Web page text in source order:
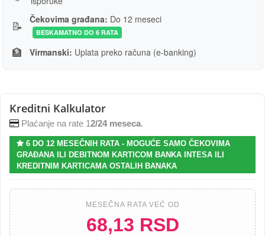
📝 Čekovima građana: Do 12 meseci
BESKAMATNO DO 6 RATA
🏦 Virmanski: Uplata preko računa (e-banking)
Kreditni Kalkulator
Plaćanje na rate 12/24 meseca.
6 DO 12 MESEČNIH RATA - MOGUĆE SAMO ČEKOVIMA
GRAĐANA ILI DEBITNOM KARTICOM BANKA INTESA ILI
KREDITNIM KARTICAMA OSTALIH BANAKA
MESEČNA RATA VEĆ OD
68,13 RSD